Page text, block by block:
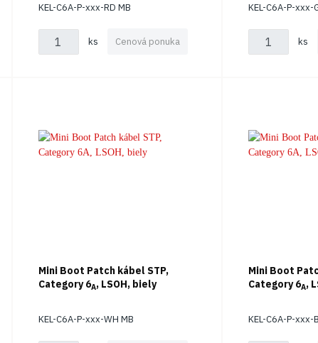
KEL-C6A-P-xxx-RD MB
ks Cenová ponuka
KEL-C6A-P-xxx-
ks
Mini Boot Patch kábel STP,
Category 6A, LSOH, biely
KEL-C6A-P-xxx-WH MB
Mini Boot
Category 6A,
KEL-C6A-P-xxx-